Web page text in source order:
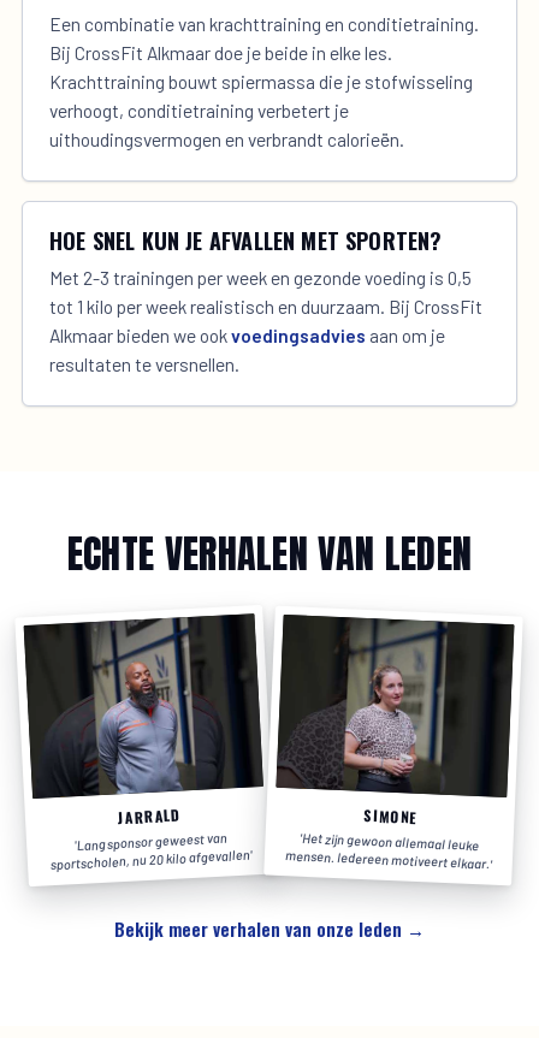
Een combinatie van krachttraining en conditietraining.
Bij CrossFit Alkmaar doe je beide in elke les.
Krachttraining bouwt spiermassa die je stofwisseling
verhoogt, conditietraining verbetert je
uithoudingsvermogen en verbrandt calorieën.
HOE SNEL KUN JE AFVALLEN MET SPORTEN?
Met 2-3 trainingen per week en gezonde voeding is 0,5
tot 1 kilo per week realistisch en duurzaam. Bij CrossFit
Alkmaar bieden we ookvoedingsadvies aan om je
resultaten te versnellen.
ECHTE VERHALEN VAN LEDEN
JARRALD
'Lang sponsor geweest van
sportscholen, nu 20 kilo afgevallen'
SIMONE
'Het zijn gewoon allemaal leuke
mensen. Iedereen motiveert elkaar. '
Bekijk meer verhalen van onze leden →